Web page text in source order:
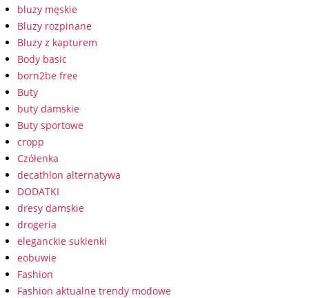
bluzy męskie
Bluzy rozpinane
Bluzy z kapturem
Body basic
born2be free
Buty
buty damskie
Buty sportowe
cropp
Czółenka
decathlon alternatywa
DODATKI
dresy damskie
drogeria
eleganckie sukienki
eobuwie
Fashion
Fashion aktualne trendy modowe